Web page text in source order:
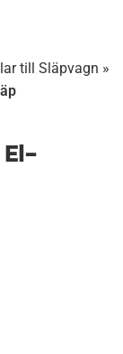
till Släpvagn »